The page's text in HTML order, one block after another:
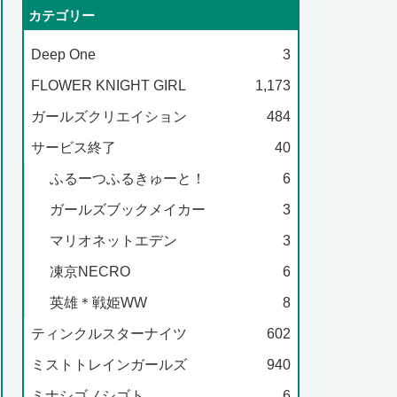
カテゴリー
Deep One 3
FLOWER KNIGHT GIRL 1,173
ガールズクリエイション 484
サービス終了 40
ふるーつふるきゅーと！ 6
ガールズブックメイカー 3
マリオネットエデン 3
凍京NECRO 6
英雄＊戦姫WW 8
ティンクルスターナイツ 602
ミストトレインガールズ 940